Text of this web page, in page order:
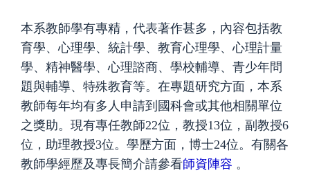
本系教師學有專精，代表著作甚多，內容包括教
育學、心理學、統計學、教育心理學、心理計量
學、精神醫學、心理諮商、學校輔導、青少年問
題與輔導、特殊教育等。在專題研究方面，本系
教師每年均有多人申請到國科會或其他相關單位
之獎助。現有專任教師22位，教授13位，副教授6
位，助理教授3位。學歷方面，博士24位。有關各
教師學經歷及專長簡介請參看師資陣容 。